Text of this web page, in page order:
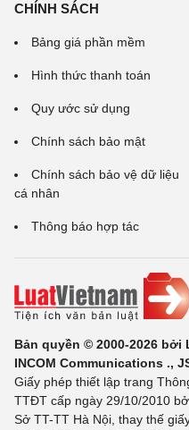
CHÍNH SÁCH
Bảng giá phần mềm
Hình thức thanh toán
Quy ước sử dụng
Chính sách bảo mật
Chính sách bảo vệ dữ liệu
cá nhân
Thông báo hợp tác
Bản quyền © 2000-2026 bởi
INCOM Communications .,
Giấy phép thiết lập trang
TTĐT cấp ngày 29/10/2010
Sở TT-TT Hà Nội, thay thế